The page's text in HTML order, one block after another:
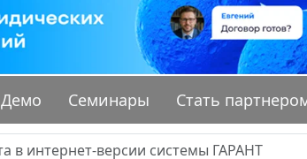
Демо Семинары Стать